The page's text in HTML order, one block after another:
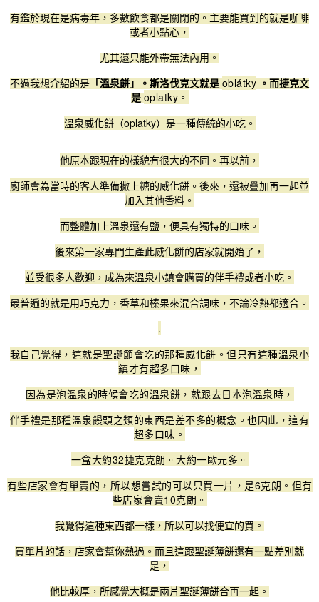
有鑑於現在是病毒年，多數飲食都是關閉的。主要能買到的就是咖啡
或者小點心，
尤其還只能外帶無法內用。
不過我想介紹的是「溫泉餅」。斯洛伐克文就是 oblátky 。而捷克文
是 oplatky。
溫泉威化餅（oplatky）是一種傳統的小吃。
他原本跟現在的樣貌有很大的不同。再以前，
廚師會為當時的客人準備撒上糖的威化餅。後來，還被疊加再一起並
加入其他香料。
而整體加上溫泉還有鹽，便具有獨特的口味。
後來第一家專門生產此威化餅的店家就開始了，
並受很多人歡迎，成為來溫泉小鎮會購買的伴手禮或者小吃。
最普遍的就是用巧克力，香草和榛果來混合調味，不論冷熱都適合。
.
我自己覺得，這就是聖誕節會吃的那種威化餅。但只有這種溫泉小
鎮才有超多口味，
因為是泡溫泉的時候會吃的溫泉餅，就跟去日本泡溫泉時，
伴手禮是那種溫泉饅頭之類的東西是差不多的概念。也因此，這有
超多口味。
一盒大約32捷克克朗。大約一歐元多。
有些店家會有單賣的，所以想嘗試的可以只買一片，是6克朗。但有
些店家會賣10克朗。
我覺得這種東西都一樣，所以可以找便宜的買。
買單片的話，店家會幫你熱過。而且這跟聖誕薄餅還有一點差別就
是，
他比較厚，所感覺大概是兩片聖誕薄餅合再一起。